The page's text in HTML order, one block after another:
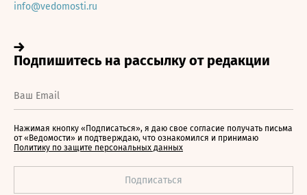
info@vedomosti.ru
Нажимая кнопку «Подписаться», я даю свое согласие получать письма
от «Ведомости» и подтверждаю, что ознакомился и принимаю
Политику по защите персональных данных